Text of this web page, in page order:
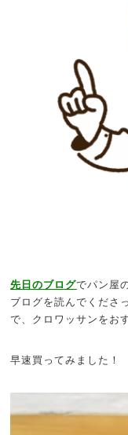
先日のブログでパン屋
ブログを読んでくださ
で、クロワッサンをお
早速買ってみました！